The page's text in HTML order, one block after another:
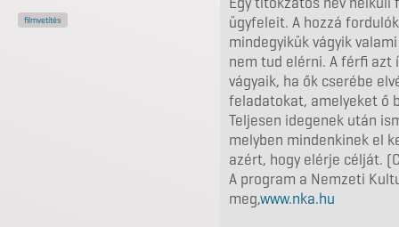
ügyfeleit. A hozzá
mindegyikük vágyik
nem tud elérni. A férfi azt
vágyaik, ha ők cserébe
feladatokat, amelyeket ő
Teljesen idegenek után
melyben mindenkinek el
azért, hogy elérje célját.
A program a Nemzeti
meg,www.nka.hu
filmvetítés